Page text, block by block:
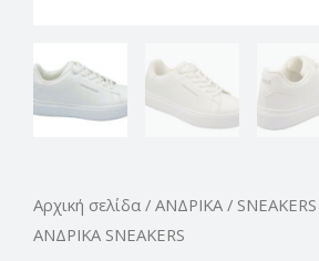
Αρχική σελίδα / ΑΝΔΡΙΚΑ / SNEAKERS
ΑΝΔΡΙΚΑ SNEAKERS